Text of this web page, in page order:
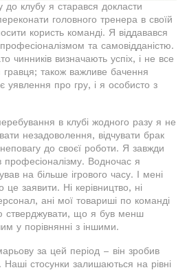
клубу я старався докласти
головного тренера в своїй
користь команді. Я віддавався
та самовідданістю.
чинників визначають успіх, і не все
гравця; також важливе бачення
уявлення про гру, і я особисто з
в клубі жодного разу я не
незадоволення, відчувати брак
до своєї роботи. Я завжди
професіоналізму. Водночас я
на більше ігрового часу. І мені
заявити. Ні керівництво, ні
ані мої товариші по команді
стверджувати, що я був менш
у порівнянні з іншими.
за цей період – він зробив
стосунки залишаються на рівні